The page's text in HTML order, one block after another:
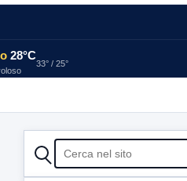
28°C
33° / 25°
CERCA